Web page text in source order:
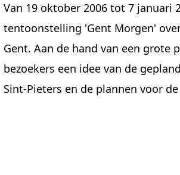
Van 19 oktober 2006 tot 7 januari
tentoonstelling 'Gent Morgen'
Gent. Aan de hand van een
bezoekers een idee van de
Sint-Pieters en de plannen voor